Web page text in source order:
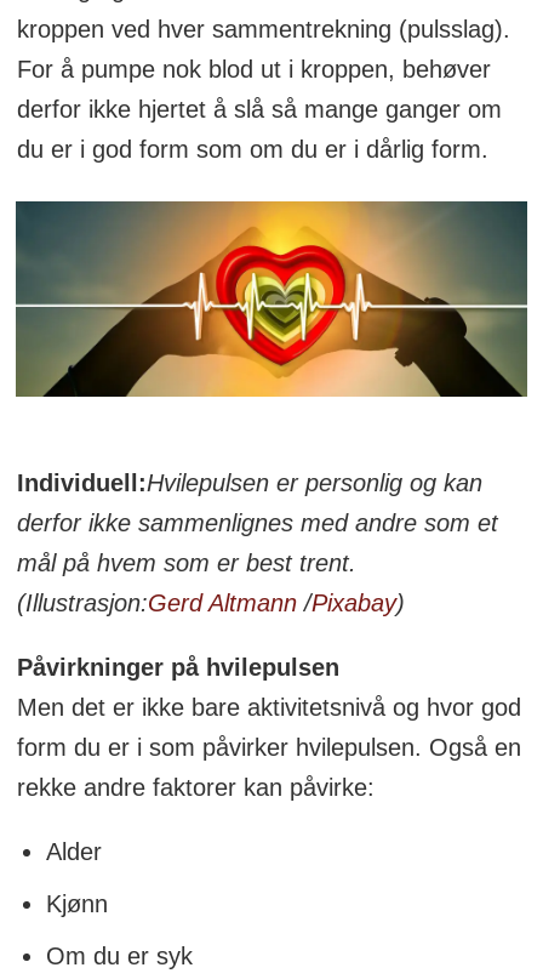
kroppen ved hver sammentrekning (pulsslag).
For å pumpe nok blod ut i kroppen, behøver
derfor ikke hjertet å slå så mange ganger om
du er i god form som om du er i dårlig form.
Individuell:Hvilepulsen er personlig og kan
derfor ikke sammenlignes med andre som et
mål på hvem som er best trent.
(Illustrasjon:Gerd Altmann/Pixabay)
Påvirkninger på hvilepulsen
Men det er ikke bare aktivitetsnivå og hvor god
form du er i som påvirker hvilepulsen. Også en
rekke andre faktorer kan påvirke:
Alder
Kjønn
Om du er syk